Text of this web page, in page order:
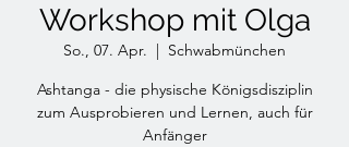
Workshop mit Olga
So., 07. Apr.
  |
Schwabmünchen
Ashtanga - die physische Königsdisziplin
zum Ausprobieren und Lernen, auch für
Anfänger